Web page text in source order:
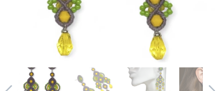
KI-generiertes Bild